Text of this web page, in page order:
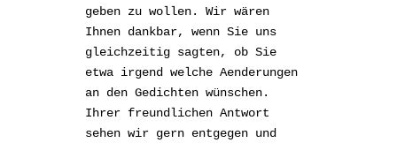
geben zu wollen. Wir wären
Ihnen dankbar, wenn Sie uns
gleichzeitig sagten, ob Sie
etwa irgend welche Aenderungen
an den Gedichten wünschen.
Ihrer freundlichen Antwort
sehen wir gern entgegen und